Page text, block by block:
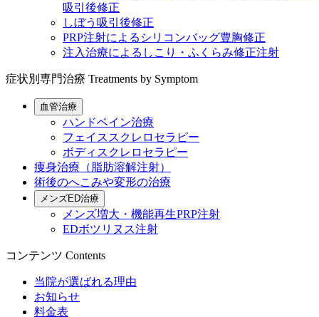
吸引後修正
しぼう吸引後修正
PRP注射によるシリコンバッグ豊胸修正
注入治療によるしこり・ふくらみ修正注射
症状別専門治療 Treatments by Symptom
血管治療
ハンドベイン治療
フェイススクレロセラピー
ボディスクレロセラピー
痩身治療（脂肪溶解注射）
術後のへこみや変形の治療
メンズED治療
メンズ増大・機能再生PRP注射
EDボツリヌス注射
コンテンツ Contents
当院が選ばれる理由
お知らせ
料金表